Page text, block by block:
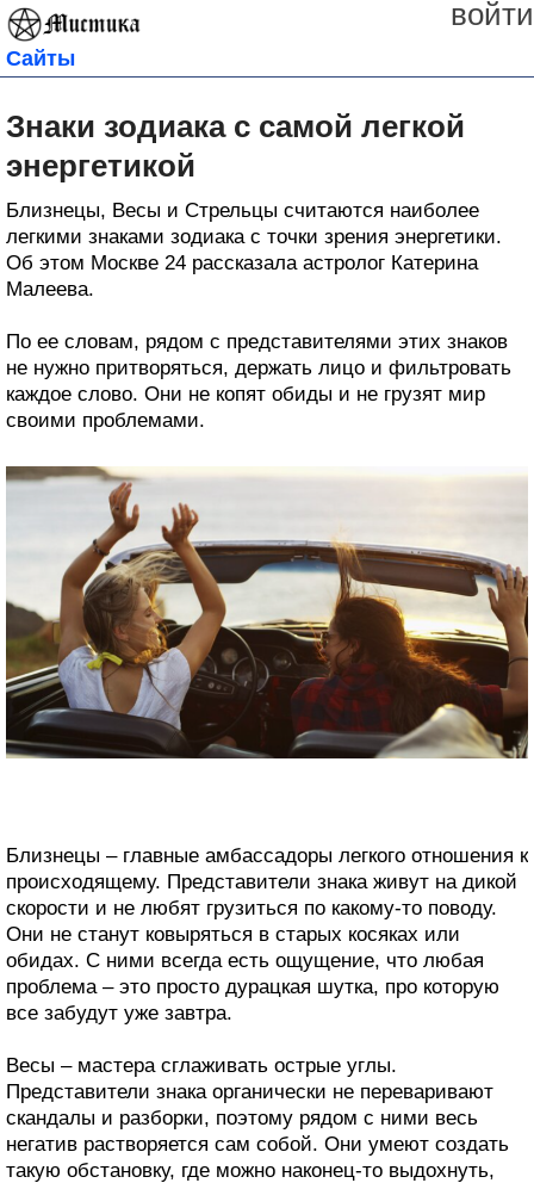
войти
Сайты
Знаки зодиака с самой легкой
энергетикой
Близнецы, Весы и Стрельцы считаются наиболее
легкими знаками зодиака с точки зрения энергетики.
Об этом Москве 24 рассказала астролог Катерина
Малеева.
По ее словам, рядом с представителями этих знаков
не нужно притворяться, держать лицо и фильтровать
каждое слово. Они не копят обиды и не грузят мир
своими проблемами.
Близнецы – главные амбассадоры легкого отношения к
происходящему. Представители знака живут на дикой
скорости и не любят грузиться по какому-то поводу.
Они не станут ковыряться в старых косяках или
обидах. С ними всегда есть ощущение, что любая
проблема – это просто дурацкая шутка, про которую
все забудут уже завтра.
Весы – мастера сглаживать острые углы.
Представители знака органически не переваривают
скандалы и разборки, поэтому рядом с ними весь
негатив растворяется сам собой. Они умеют создать
такую обстановку, где можно наконец-то выдохнуть,